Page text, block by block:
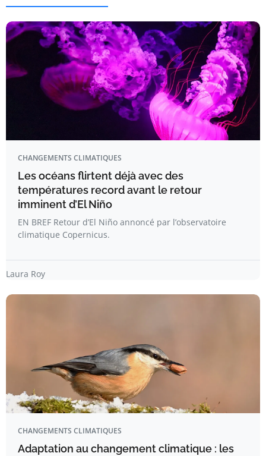
CHANGEMENTS CLIMATIQUES
Les océans flirtent déjà avec des
températures record avant le retour
imminent d’El Niño
EN BREF Retour d’El Niño annoncé par l’observatoire
climatique Copernicus.
Laura Roy
CHANGEMENTS CLIMATIQUES
Adaptation au changement climatique : les